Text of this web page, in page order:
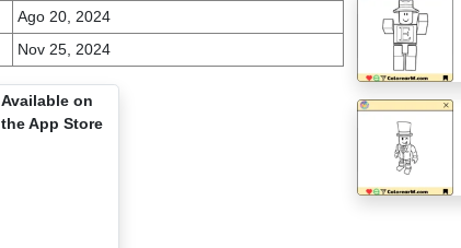
Ago 20, 2024
Nov 25, 2024
Available on
the App Store